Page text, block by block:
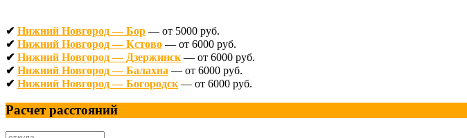
✔ Нижний Новгород — Бор — от 5000 руб.
✔ Нижний Новгород — Кстово — от 6000 руб.
✔ Нижний Новгород — Дзержинск — от 6000 руб.
✔ Нижний Новгород — Балахна — от 6000 руб.
✔ Нижний Новгород — Богородск — от 6000 руб.
Расчет расстояний